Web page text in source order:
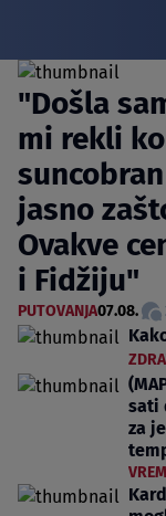
"Došla
mi rekli
jasno
Ovakve
i Fidžiju"
PUTOVANJA07.08.
sati
za